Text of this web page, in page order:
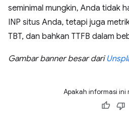
seminimal mungkin, Anda tidak
INP situs Anda, tetapi juga
TBT, dan bahkan TTFB dalam
Gambar banner besar dari
Apakah informasi ini